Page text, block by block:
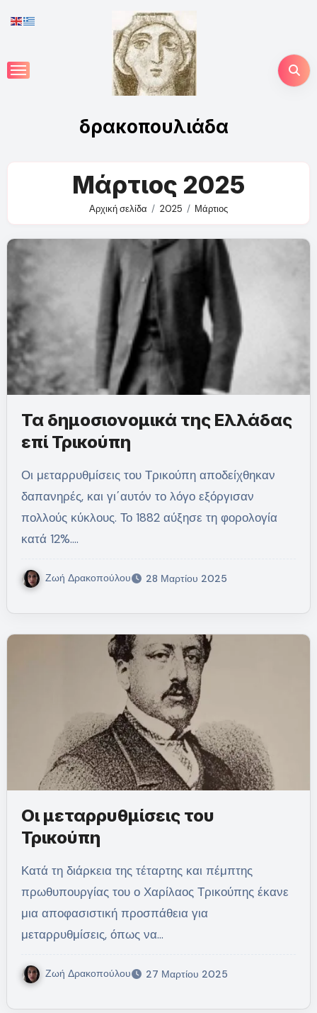
to
δρακοπουλιάδα
Μάρτιος 2025
Αρχική σελίδα 2025 Μάρτιος
Τα δημοσιονομικά της Ελλάδας
επί Τρικούπη
Οι μεταρρυθμίσεις του Τρικούπη αποδείχθηκαν
δαπανηρές, και γι΄αυτόν το λόγο εξόργισαν
πολλούς κύκλους. Το 1882 αύξησε τη φορολογία
κατά 12%.…
Ζωή Δρακοπούλου 28 Μαρτίου 2025
Οι μεταρρυθμίσεις του
Τρικούπη
Κατά τη διάρκεια της τέταρτης και πέμπτης
πρωθυπουργίας του ο Χαρίλαος Τρικούπης έκανε
μια αποφασιστική προσπάθεια για
μεταρρυθμίσεις, όπως να…
Ζωή Δρακοπούλου 27 Μαρτίου 2025